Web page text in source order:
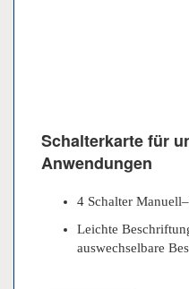
Schalterkarte für
Anwendungen
4 Schalter
Leichte
auswechselbare